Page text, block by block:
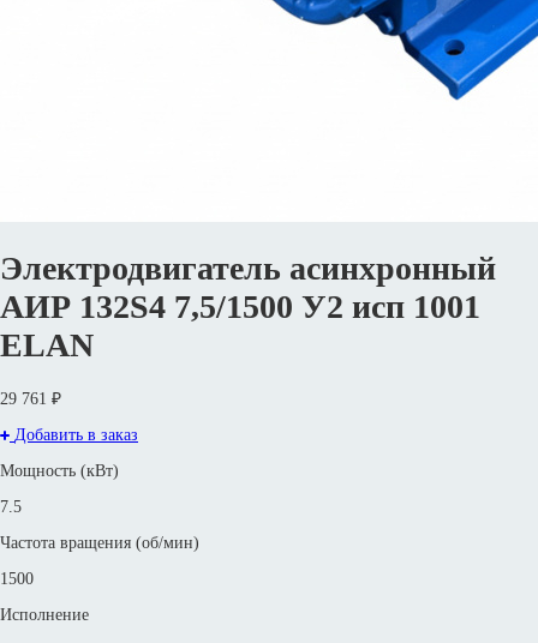
Электродвигатель асинхронный
АИР 132S4 7,5/1500 У2 исп 1001
ELAN
29 761 ₽
Добавить в заказ
Мощность (кВт)
7.5
Частота вращения (об/мин)
1500
Исполнение